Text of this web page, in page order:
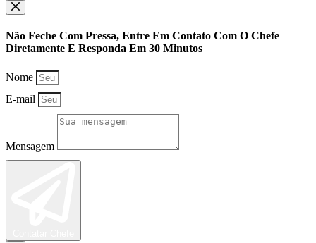
Não Feche Com Pressa, Entre Em Contato Com O Chefe
Diretamente E Responda Em 30 Minutos
Nome
E-mail
Mensagem